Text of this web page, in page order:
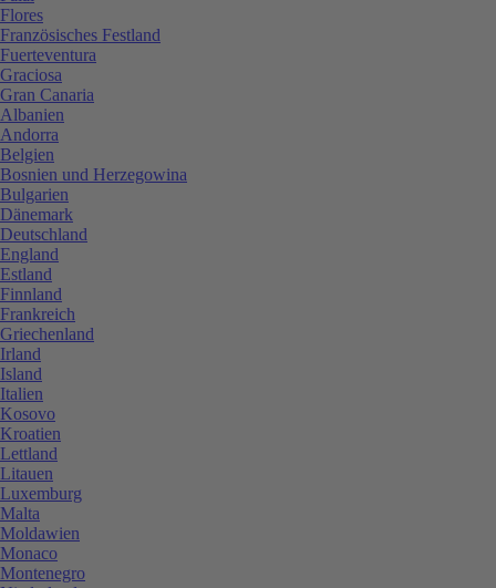
Flores
Französisches Festland
Fuerteventura
Graciosa
Gran Canaria
Albanien
Andorra
Belgien
Bosnien und Herzegowina
Bulgarien
Dänemark
Deutschland
England
Estland
Finnland
Frankreich
Griechenland
Irland
Island
Italien
Kosovo
Kroatien
Lettland
Litauen
Luxemburg
Malta
Moldawien
Monaco
Montenegro